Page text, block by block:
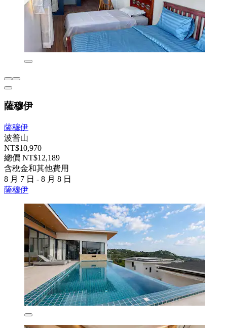
薩穆伊
薩穆伊
波普山
NT$10,970
總價 NT$12,189
含稅金和其他費用
8 月 7 日 - 8 月 8 日
薩穆伊